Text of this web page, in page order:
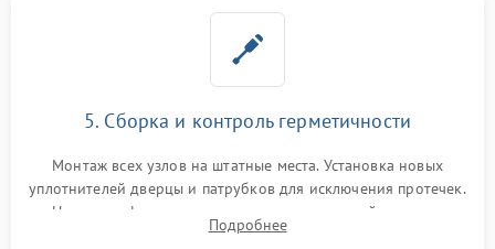
5. Сборка и контроль герметичности
Монтаж всех узлов на штатные места. Установка новых
уплотнителей дверцы и патрубков для исключения протечек.
Надежная фиксация хомутов гидравлической системы,
сборка корпуса и установка датчика поплавка.
Подробнее